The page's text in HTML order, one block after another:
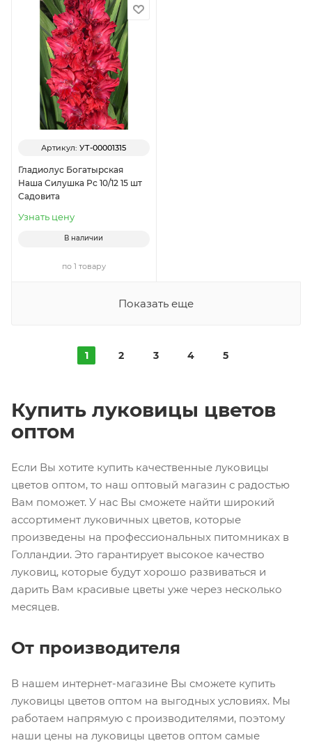
Артикул:УТ-00001315
Гладиолус Богатырская
Наша Силушка Рс 10/12 15 шт
Садовита
Узнать цену
В наличии
по 1 товару
Показать еще
1 2 3 4 5
Купить луковицы цветов
оптом
Если Вы хотите купить качественные луковицы
цветов оптом, то наш оптовый магазин с радостью
Вам поможет. У нас Вы сможете найти широкий
ассортимент луковичных цветов, которые
произведены на профессиональных питомниках в
Голландии. Это гарантирует высокое качество
луковиц, которые будут хорошо развиваться и
дарить Вам красивые цветы уже через несколько
месяцев.
От производителя
В нашем интернет-магазине Вы сможете купить
луковицы цветов оптом на выгодных условиях. Мы
работаем напрямую с производителями, поэтому
наши цены на луковицы цветов оптом самые